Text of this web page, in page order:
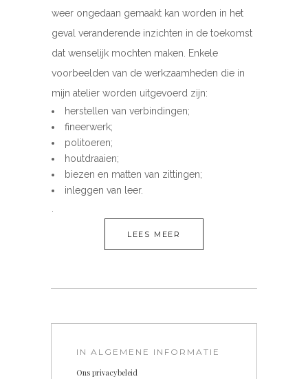
weer ongedaan gemaakt kan worden in het
geval veranderende inzichten in de toekomst
dat wenselijk mochten maken. Enkele
voorbeelden van de werkzaamheden die in
mijn atelier worden uitgevoerd zijn:
herstellen van verbindingen;
fineerwerk;
politoeren;
houtdraaien;
biezen en matten van zittingen;
inleggen van leer.
LEES MEER
IN ALGEMENE INFORMATIE
Ons privacybeleid